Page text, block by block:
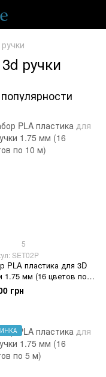
ручки
5
SET02P
PLA пластика для 3D
1.75 мм (16 цветов по
грн